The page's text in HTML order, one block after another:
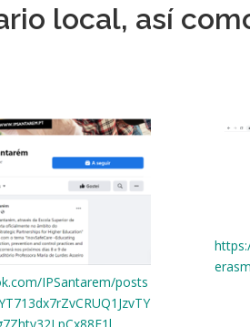
local, así
IPSantarem/posts